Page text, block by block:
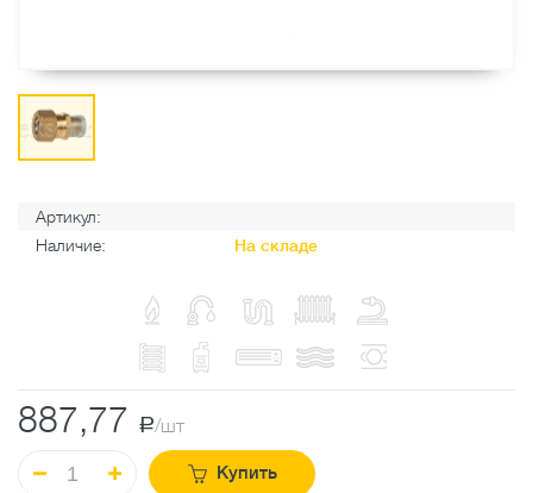
Артикул:
Наличие:
На складе
887,77 a/шт
Купить